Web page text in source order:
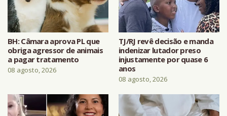
BH: Câmara aprova PL que
obriga agressor de animais
a pagar tratamento
08 agosto, 2026
TJ/RJ revê decisão e manda
indenizar lutador preso
injustamente por quase 6
anos
08 agosto, 2026